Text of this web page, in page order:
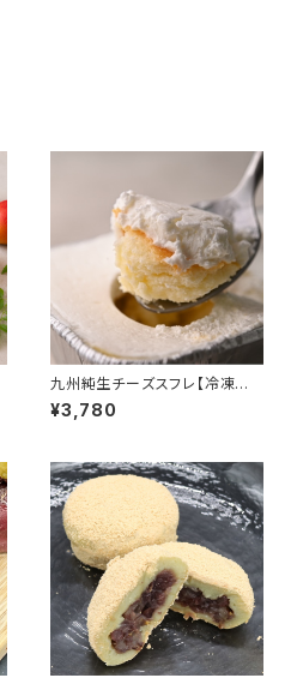
九州純生チーズスフレ【冷凍便】
チーズケーキ 生クリーム 生チョ
コ 宮崎マンゴー ギフト プレゼン
¥3,780